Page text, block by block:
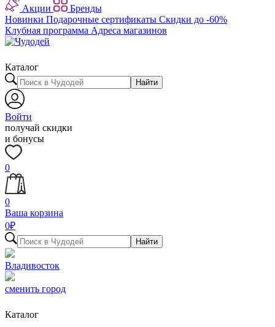
Акции
Бренды
Новинки Подарочные сертификаты Скидки до -60%
Клубная программа Адреса магазинов
Каталог
Найти
Войти
получай скидки
и бонусы
0
0
Ваша корзина
0₽
Найти
Владивосток
сменить город
Каталог